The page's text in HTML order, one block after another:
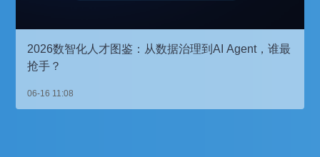
2026数智化人才图鉴：从数据治理到AI Agent，谁最
抢手？
06-16 11:08